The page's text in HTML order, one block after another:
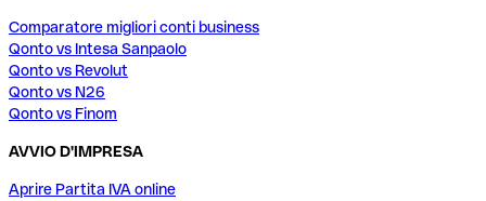
Comparatore migliori conti business
Qonto vs Intesa Sanpaolo
Qonto vs Revolut
Qonto vs N26
Qonto vs Finom
AVVIO D'IMPRESA
Aprire Partita IVA online